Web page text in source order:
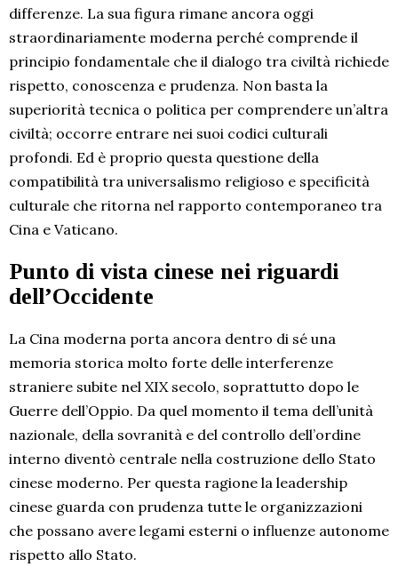
differenze. La sua figura rimane ancora oggi
straordinariamente moderna perché comprende il
principio fondamentale che il dialogo tra civiltà richiede
rispetto, conoscenza e prudenza. Non basta la
superiorità tecnica o politica per comprendere un’altra
civiltà; occorre entrare nei suoi codici culturali
profondi. Ed è proprio questa questione della
compatibilità tra universalismo religioso e specificità
culturale che ritorna nel rapporto contemporaneo tra
Cina e Vaticano.
Punto di vista cinese nei riguardi
dell’Occidente
La Cina moderna porta ancora dentro di sé una
memoria storica molto forte delle interferenze
straniere subite nel XIX secolo, soprattutto dopo le
Guerre dell’Oppio. Da quel momento il tema dell’unità
nazionale, della sovranità e del controllo dell’ordine
interno diventò centrale nella costruzione dello Stato
cinese moderno. Per questa ragione la leadership
cinese guarda con prudenza tutte le organizzazioni
che possano avere legami esterni o influenze autonome
rispetto allo Stato.